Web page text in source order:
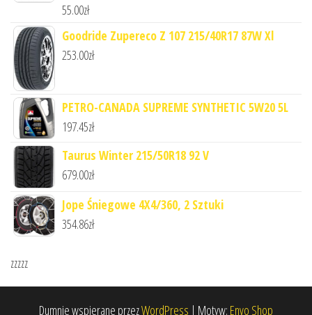
55.00zł
Goodride Zupereco Z 107 215/40R17 87W Xl
253.00zł
PETRO-CANADA SUPREME SYNTHETIC 5W20 5L
197.45zł
Taurus Winter 215/50R18 92 V
679.00zł
Jope Śniegowe 4X4/360, 2 Sztuki
354.86zł
zzzzz
Dumnie wspierane przezWordPress | Motyw: Envo Shop